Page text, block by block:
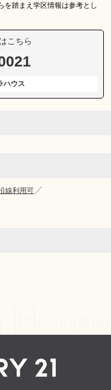
を踏まえ学区情報は参考とし
こちら
ハウス
線利用可